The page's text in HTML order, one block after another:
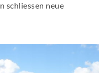
schliessen neue